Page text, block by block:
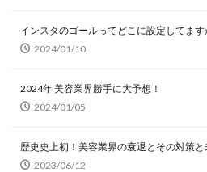
インスタのゴールってどこに設定してます
2024/01/10
2024年 美容業界勝手に大予想！
2024/01/05
歴史史上初！美容業界の衰退とその対策と
2023/06/12